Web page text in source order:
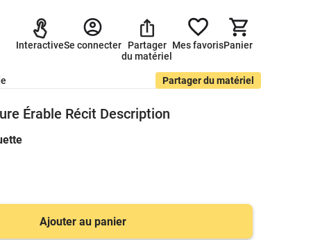
InteractiveSe connecter
Partager
du matériel
Mes favorisPanier
Partager du matériel
Érable Récit Description
Ajouter au panier